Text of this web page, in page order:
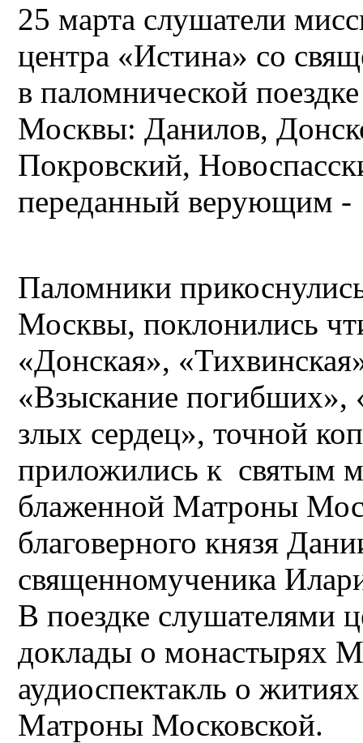
25 марта слушатели
центра «Истина» со
в паломнической
Москвы: Данилов,
Покровский,
переданный верующим
Паломники
Москвы, поклонились
«Донская»,
«Взыскание погибших»,
злых сердец», точной
приложились к святым
блаженной Матроны
благоверного князя
священномученика
В поездке слушателями
доклады о монастырях
аудиоспектакль о
Матроны Московской.